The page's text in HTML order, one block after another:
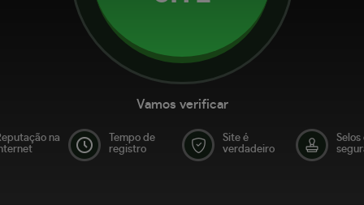
Vamos verificar
na
Tempo de
registro
Site é
verdadeiro
Selos